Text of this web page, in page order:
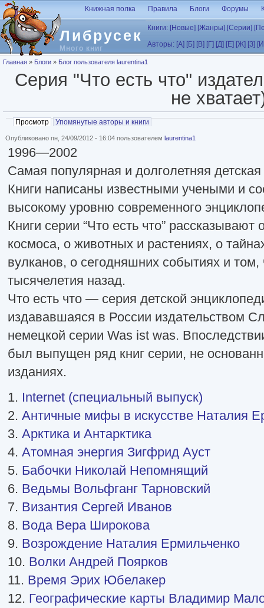
Перейти к основному содержанию
Либрусек
Много книг
Книжная полка Правила Блоги Форумы
Книги: [Новые] [Жанры] [Серии]
Авторы: [А] [Б] [В] [Г] [Д] [Е] [Ж] [З]
Вы здесь
Главная » Блоги » Блог пользователя laurentina1
Серия "Что есть что"
не
Главные вкладки
Просмотр (активная вкладка)
Упомянутые авторы и книги
Опубликовано пн, 24/09/2012 - 16:04 пользователем laurentina1
1996—2002
Самая популярная и долголетняя
Книги написаны известными учеными и
высокому уровню современного
Книги серии “Что есть что”
космоса, о животных и растениях, о
вулканов, о сегодняшних событиях и том,
тысячелетия назад.
Что есть что — серия детской
издававшаяся в России издательством
немецкой серии Was ist was.
был выпущен ряд книг серии, не
изданиях.
1. Internet (специальный выпуск)
2. Античные мифы в искусстве Наталия
3. Арктика и Антарктика
4. Атомная энергия Зигфрид Ауст
5. Бабочки Николай Непомнящий
6. Ведьмы Вольфганг Тарновский
7. Византия Сергей Иванов
8. Вода Вера Широкова
9. Возрождение Наталия Ермильченко
10. Волки Андрей Поярков
11. Время Эрих Юбелакер
12. Географические карты Владимир